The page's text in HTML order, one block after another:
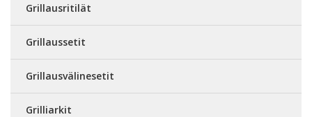
Grillausritilät
Grillaussetit
Grillausvälinesetit
Grilliarkit